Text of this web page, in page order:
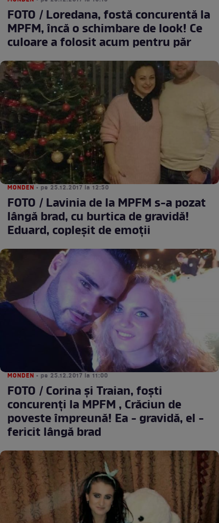
FOTO / Loredana, fostă concurentă la
MPFM, încă o schimbare de look! Ce
culoare a folosit acum pentru păr
MONDEN • pe 25.12.2017 la 12:50
FOTO / Lavinia de la MPFM s-a pozat
lângă brad, cu burtica de gravidă!
Eduard, copleşit de emoţii
MONDEN • pe 25.12.2017 la 11:00
FOTO / Corina şi Traian, foşti
concurenţi la MPFM , Crăciun de
poveste împreună! Ea - gravidă, el -
fericit lângă brad